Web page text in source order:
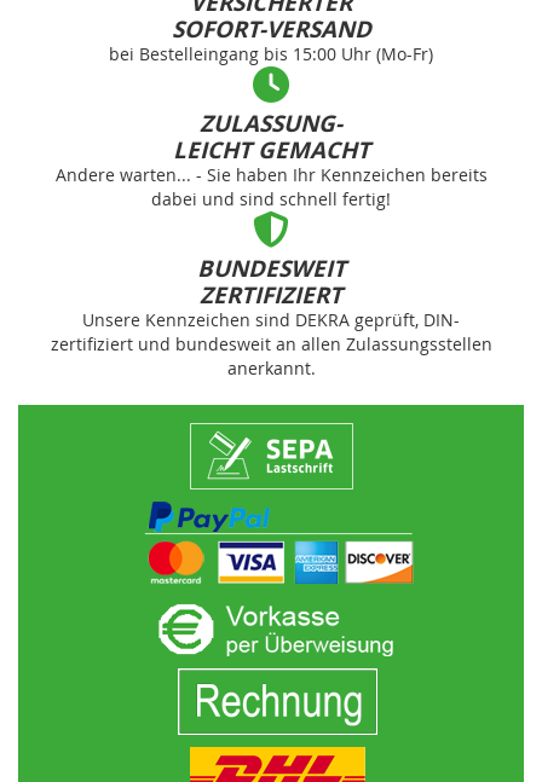
SOFORT-VERSAND
bei Bestelleingang bis 15:00 Uhr (Mo-Fr)
ZULASSUNG-
LEICHT GEMACHT
Andere warten... - Sie haben Ihr Kennzeichen bereits
dabei und sind schnell fertig!
BUNDESWEIT
ZERTIFIZIERT
Unsere Kennzeichen sind DEKRA geprüft, DIN-
zertifiziert und bundesweit an allen Zulassungsstellen
anerkannt.